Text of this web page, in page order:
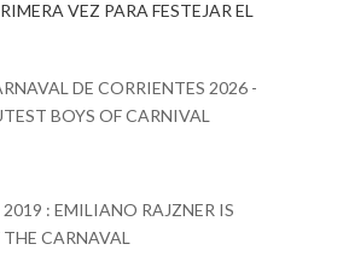
VEZ PARA FESTEJAR EL
DE CORRIENTES 2026 -
BOYS OF CARNIVAL
: EMILIANO RAJZNER IS
CARNAVAL